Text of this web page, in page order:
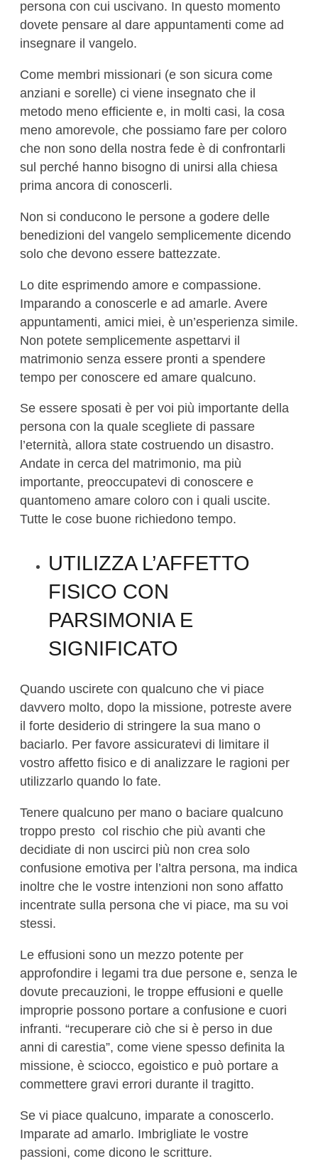
persona con cui uscivano. In questo momento
dovete pensare al dare appuntamenti come ad
insegnare il vangelo.
Come membri missionari (e son sicura come
anziani e sorelle) ci viene insegnato che il
metodo meno efficiente e, in molti casi, la cosa
meno amorevole, che possiamo fare per coloro
che non sono della nostra fede è di confrontarli
sul perché hanno bisogno di unirsi alla chiesa
prima ancora di conoscerli.
Non si conducono le persone a godere delle
benedizioni del vangelo semplicemente dicendo
solo che devono essere battezzate.
Lo dite esprimendo amore e compassione.
Imparando a conoscerle e ad amarle. Avere
appuntamenti, amici miei, è un’esperienza simile.
Non potete semplicemente aspettarvi il
matrimonio senza essere pronti a spendere
tempo per conoscere ed amare qualcuno.
Se essere sposati è per voi più importante della
persona con la quale scegliete di passare
l’eternità, allora state costruendo un disastro.
Andate in cerca del matrimonio, ma più
importante, preoccupatevi di conoscere e
quantomeno amare coloro con i quali uscite.
Tutte le cose buone richiedono tempo.
UTILIZZA L’AFFETTO
FISICO CON
PARSIMONIA E
SIGNIFICATO
Quando uscirete con qualcuno che vi piace
davvero molto, dopo la missione, potreste avere
il forte desiderio di stringere la sua mano o
baciarlo. Per favore assicuratevi di limitare il
vostro affetto fisico e di analizzare le ragioni per
utilizzarlo quando lo fate.
Tenere qualcuno per mano o baciare qualcuno
troppo presto col rischio che più avanti che
decidiate di non uscirci più non crea solo
confusione emotiva per l’altra persona, ma indica
inoltre che le vostre intenzioni non sono affatto
incentrate sulla persona che vi piace, ma su voi
stessi.
Le effusioni sono un mezzo potente per
approfondire i legami tra due persone e, senza le
dovute precauzioni, le troppe effusioni e quelle
improprie possono portare a confusione e cuori
infranti. “recuperare ciò che si è perso in due
anni di carestia”, come viene spesso definita la
missione, è sciocco, egoistico e può portare a
commettere gravi errori durante il tragitto.
Se vi piace qualcuno, imparate a conoscerlo.
Imparate ad amarlo. Imbrigliate le vostre
passioni, come dicono le scritture.